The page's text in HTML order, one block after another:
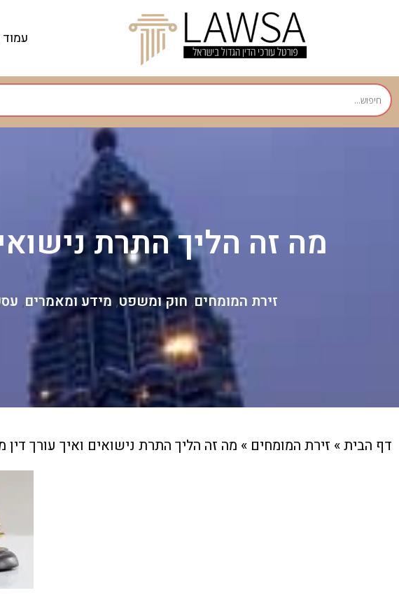
מה זה הליך התרת
זירת המומחים, חוק ומשפט, מידע ומאמרים,
דף הבית» זירת המומחים » מה זה הליך התרת נישואים ואיך עורך דין